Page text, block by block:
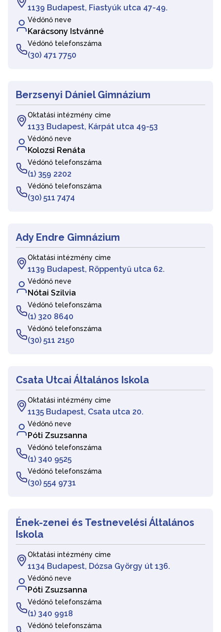
1139 Budapest, Fiastyúk utca 47-49.
Védőnő neve
Karácsony Istvánné
Védőnő telefonszáma
(30) 471 7750
Berzsenyi Dániel Gimnázium
Oktatási intézmény címe
1133 Budapest, Kárpát utca 49-53
Védőnő neve
Kolozsi Renáta
Védőnő telefonszáma
(1) 359 2202
Védőnő telefonszáma
(30) 511 7474
Ady Endre Gimnázium
Oktatási intézmény címe
1139 Budapest, Röppentyű utca 62.
Védőnő neve
Nótai Szilvia
Védőnő telefonszáma
(1) 320 8640
Védőnő telefonszáma
(30) 511 2150
Csata Utcai Általános Iskola
Oktatási intézmény címe
1135 Budapest, Csata utca 20.
Védőnő neve
Póti Zsuzsanna
Védőnő telefonszáma
(1) 340 9525
Védőnő telefonszáma
(30) 554 9731
Ének-zenei és Testnevelési Általános
Iskola
Oktatási intézmény címe
1134 Budapest, Dózsa György út 136.
Védőnő neve
Póti Zsuzsanna
Védőnő telefonszáma
(1) 340 9918
Védőnő telefonszáma